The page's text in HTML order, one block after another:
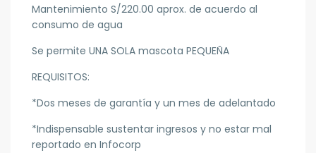
Mantenimiento S/220.00 aprox. de acuerdo al
consumo de agua
Se permite UNA SOLA mascota PEQUEÑA
REQUISITOS:
*Dos meses de garantía y un mes de adelantado
*Indispensable sustentar ingresos y no estar mal
reportado en Infocorp